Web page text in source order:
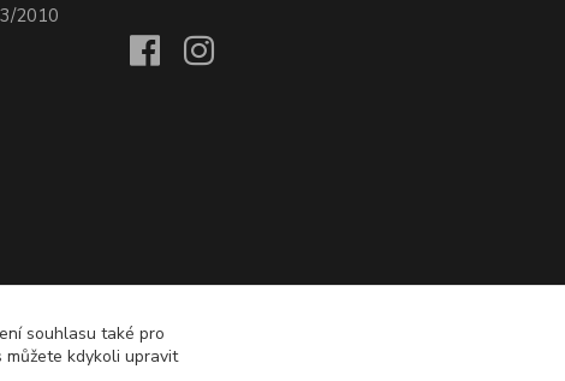
2010
souhlasu také pro
kdykoli upravit